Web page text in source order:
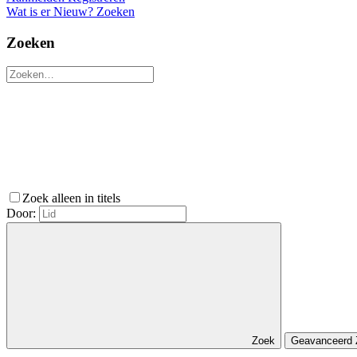
Wat is er Nieuw? Zoeken
Zoeken
Zoek alleen in titels
Door:
Zoek